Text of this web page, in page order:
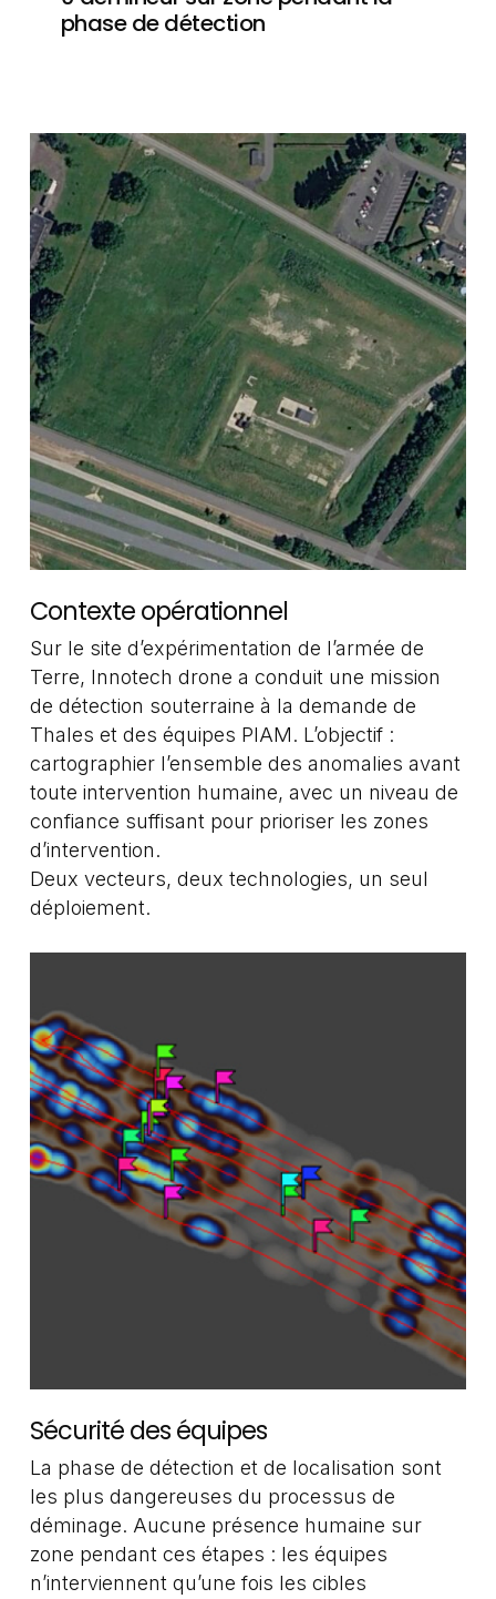
phase de détection
Contexte opérationnel
Sur le site d’expérimentation de l’armée de
Terre, Innotech drone a conduit une mission
de détection souterraine à la demande de
Thales et des équipes PIAM. L’objectif :
cartographier l’ensemble des anomalies avant
toute intervention humaine, avec un niveau de
confiance suffisant pour prioriser les zones
d’intervention.
Deux vecteurs, deux technologies, un seul
déploiement.
Sécurité des équipes
La phase de détection et de localisation sont
les plus dangereuses du processus de
déminage. Aucune présence humaine sur
zone pendant ces étapes : les équipes
n’interviennent qu’une fois les cibles